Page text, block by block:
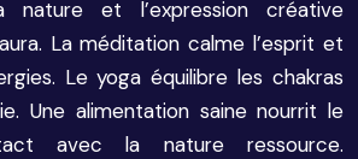
et l’expression créative
La méditation calme l’esprit et
Le yoga équilibre les chakras
Une alimentation saine nourrit le
avec la nature ressource.